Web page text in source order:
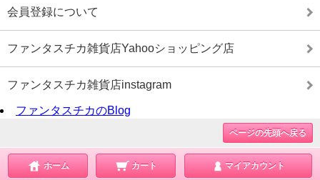
会員登録について
ファンタスチカ雑貨店Yahooショッピング店
ファンタスチカ雑貨店instagram
ファンタスチカのBlog
ページの先頭へ戻る
ホーム カート マイアカウント